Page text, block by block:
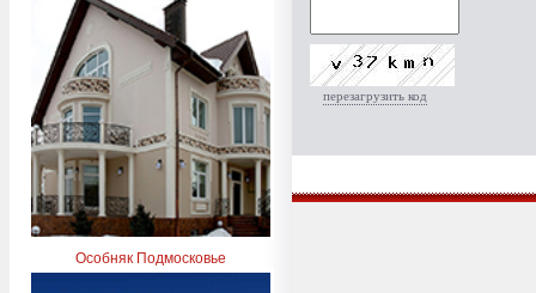
Особняк Подмосковье
перезагрузить код